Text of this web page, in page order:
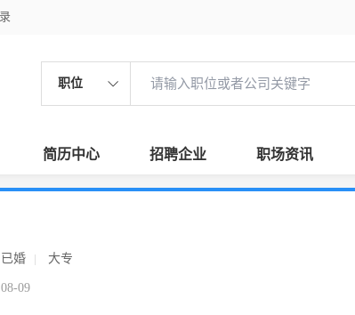
职位
简历中心 招聘企业 职场资讯
已婚 大专
09